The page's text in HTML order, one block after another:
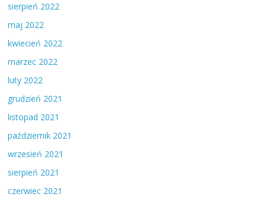
sierpień 2022
maj 2022
kwiecień 2022
marzec 2022
luty 2022
grudzień 2021
listopad 2021
październik 2021
wrzesień 2021
sierpień 2021
czerwiec 2021